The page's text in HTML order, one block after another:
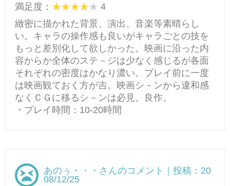
満足度：
4
緻密に描かれた背景、演出、音楽等素晴らし
い。キャラの操作感も良いがキャラごとの技を
もっと差別化して欲しかった。映画に沿った内
容からか全体のステ－ジは少なく感じるが各面
それぞれの密度はかなり濃い。プレイ前に一度
は映画観ておく方が吉。映画シ－ンから違和感
なくＣＧに移るシ－ンは必見。良作。
・プレイ時間：10-20時間
あのぅ・・・さんのコメント｜投稿：20
08/12/25